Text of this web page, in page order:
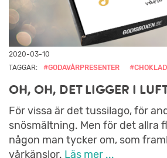
2020-03-10
TAGGAR:
#GODAVÅRPRESENTER
OH, OH, DET LIGGER I
För vissa är det tussilago, för
snösmältning. Men för det allra
någon man tycker om, som
vårkänslor. Läs mer ...